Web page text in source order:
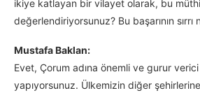
ikiye katlayan bir vilayet olarak, bu
değerlendiriyorsunuz? Bu başarının sırrı
Mustafa Baklan:
Evet, Çorum adına önemli ve gurur
yapıyorsunuz. Ülkemizin diğer